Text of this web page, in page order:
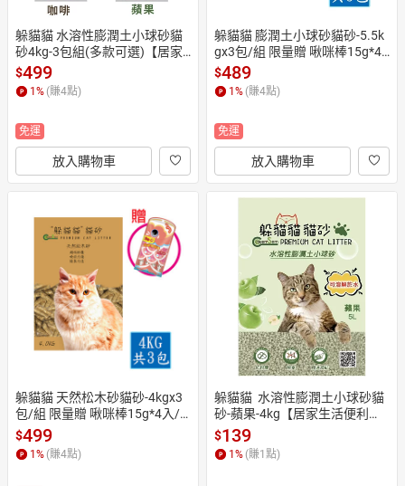
躲貓貓 水溶性膨潤土小球砂貓
砂4kg-3包組(多款可選)【居家
生活便利購】
$499
1 % (賺4點)
免運
放入購物車
躲貓貓 膨潤土小球砂貓砂-5.5k
gx3包/組 限量贈 啾咪棒15g*4
入/袋(口味隨機)【居家生活便
利購】
$489
1 % (賺4點)
免運
放入購物車
躲貓貓 天然松木砂貓砂-4kgx3
包/組 限量贈 啾咪棒15g*4入/
袋(口味隨機)【居家生活便利
購】
$499
1% (賺4點)
躲貓貓  水溶性膨潤土小球砂貓
砂-蘋果-4kg【居家生活便利
購】
$139
1% (賺1點)